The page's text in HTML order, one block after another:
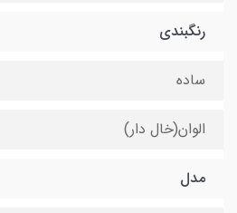
رنگبندی
ساده
الوان(خال دار)
مدل